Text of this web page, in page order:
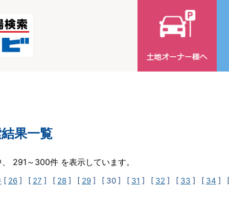
果一覧
291～300件 を表示しています。
[ 26 ] [ 27 ] [ 28 ] [ 29 ] [ 30 ] [ 31 ] [ 32 ] [ 33 ] [ 34 ]